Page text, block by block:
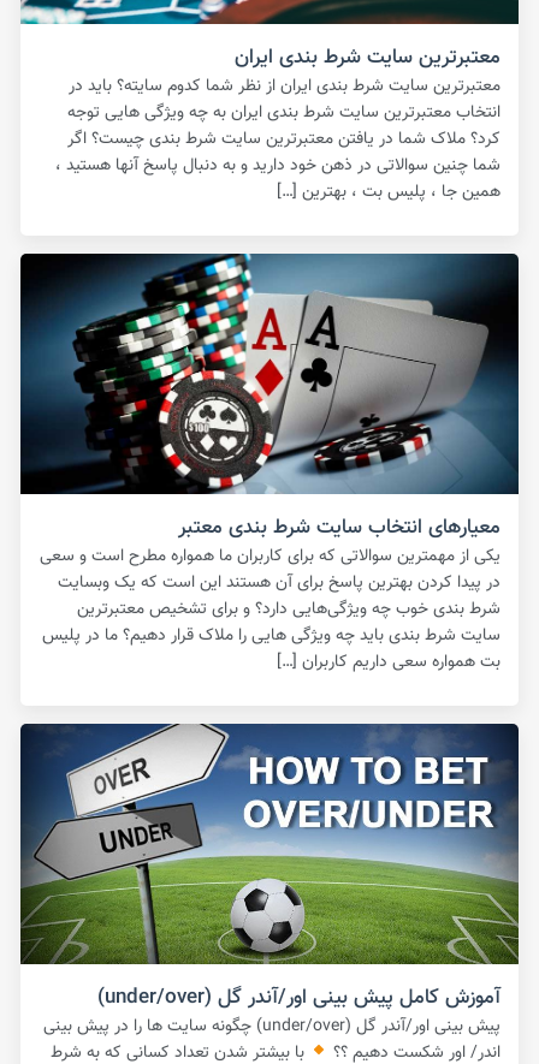
معتبرترین سایت شرط بندی ایران
معتبرترین سایت شرط بندی ایران از نظر شما کدوم سایته؟ باید در
انتخاب معتبرترین سایت شرط بندی ایران به چه ویژگی هایی توجه
کرد؟ ملاک شما در یافتن معتبرترین سایت شرط بندی چیست؟ اگر
شما چنین سوالاتی در ذهن خود دارید و به دنبال پاسخ آنها هستید ،
همین جا ، پلیس بت ، بهترین […]
معیارهای انتخاب سایت شرط بندی معتبر
یکی از مهمترین سوالاتی که برای کاربران ما همواره مطرح است و سعی
در پیدا کردن بهترین پاسخ برای آن هستند این است که یک وبسایت
شرط بندی خوب چه ویژگی‌هایی دارد؟ و برای تشخیص معتبرترین
سایت شرط بندی باید چه ویژگی هایی را ملاک قرار دهیم؟ ما در پلیس
بت همواره سعی داریم کاربران […]
آموزش کامل پیش بینی اور/آندر گل (under/over)
پیش بینی اور/آندر گل (under/over) چگونه سایت ها را در پیش بینی
اندر/ اور شکست دهیم ؟؟
با بیشتر شدن تعداد کسانی که به شرط